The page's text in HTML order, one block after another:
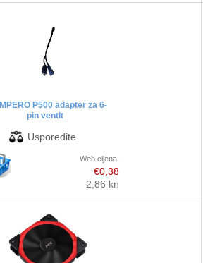
BICIKLI
P500 adapter za 6-
pin ventlt
Web cijena:
€0,38
2,86 kn